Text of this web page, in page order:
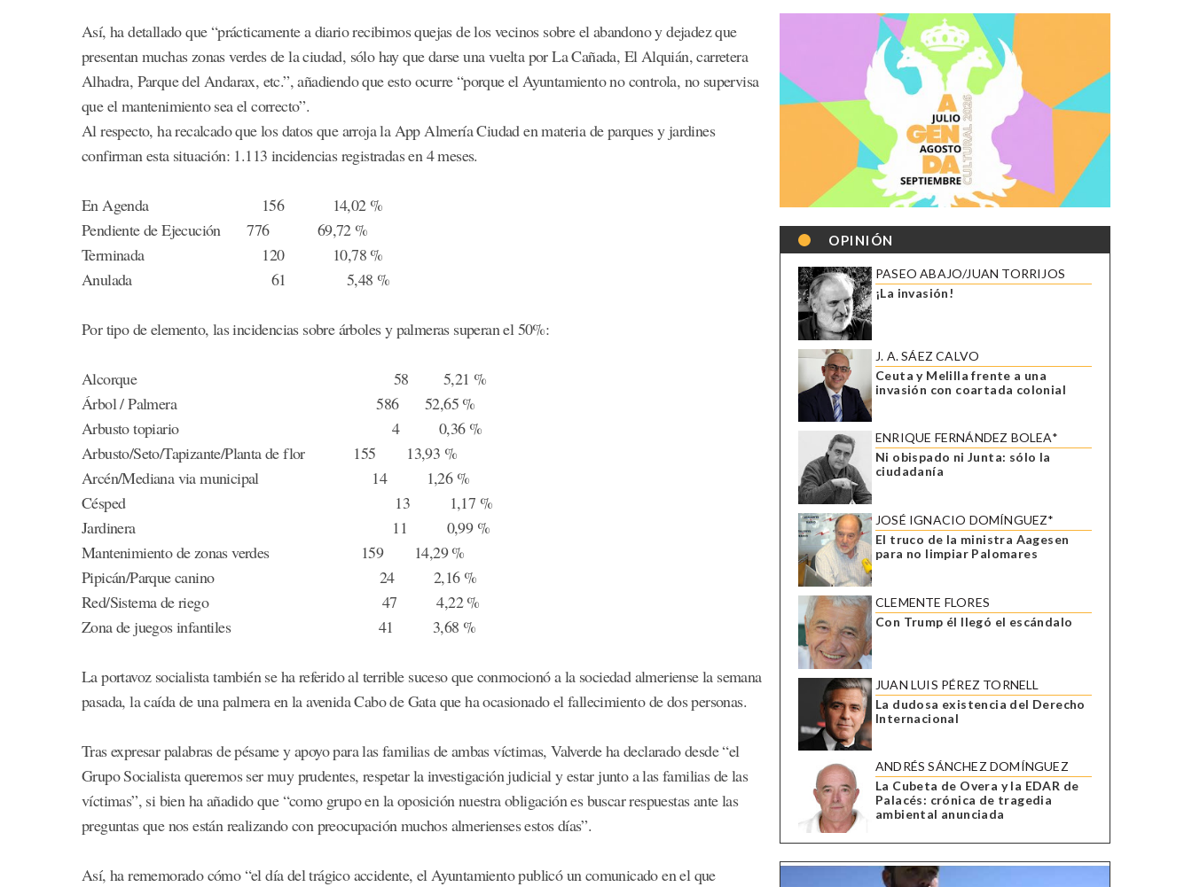
Así, ha detallado que “prácticamente a diario recibimos quejas de los vecinos sobre el abandono y dejadez que
presentan muchas zonas verdes de la ciudad, sólo hay que darse una vuelta por La Cañada, El Alquián, carretera
Alhadra, Parque del Andarax, etc.”, añadiendo que esto ocurre “porque el Ayuntamiento no controla, no supervisa
que el mantenimiento sea el correcto”.
Al respecto, ha recalcado que los datos que arroja la App Almería Ciudad en materia de parques y jardines
confirman esta situación: 1.113 incidencias registradas en 4 meses.
En Agenda 156 14,02 %
Pendiente de Ejecución 776 69,72 %
Terminada 120 10,78 %
Anulada 61 5,48 %
Por tipo de elemento, las incidencias sobre árboles y palmeras superan el 50%:
Alcorque 58 5,21 %
Árbol / Palmera 586 52,65 %
Arbusto topiario 4 0,36 %
Arbusto/Seto/Tapizante/Planta de flor 155 13,93 %
Arcén/Mediana via municipal 14 1,26 %
Césped 13 1,17 %
Jardinera 11 0,99 %
Mantenimiento de zonas verdes 159 14,29 %
Pipicán/Parque canino 24 2,16 %
Red/Sistema de riego 47 4,22 %
Zona de juegos infantiles 41 3,68 %
La portavoz socialista también se ha referido al terrible suceso que conmocionó a la sociedad almeriense la semana
pasada, la caída de una palmera en la avenida Cabo de Gata que ha ocasionado el fallecimiento de dos personas.
Tras expresar palabras de pésame y apoyo para las familias de ambas víctimas, Valverde ha declarado desde “el
Grupo Socialista queremos ser muy prudentes, respetar la investigación judicial y estar junto a las familias de las
víctimas”, si bien ha añadido que “como grupo en la oposición nuestra obligación es buscar respuestas ante las
preguntas que nos están realizando con preocupación muchos almerienses estos días”.
Así, ha rememorado cómo “el día del trágico accidente, el Ayuntamiento publicó un comunicado en el que
OPINIÓN
PASEO ABAJO/JUAN TORRIJOS
¡La invasión!
J. A. SÁEZ CALVO
Ceuta y Melilla frente a una
invasión con coartada colonial
ENRIQUE FERNÁNDEZ BOLEA*
Ni obispado ni Junta: sólo la
ciudadanía
JOSÉ IGNACIO DOMÍNGUEZ*
El truco de la ministra Aagesen
para no limpiar Palomares
CLEMENTE FLORES
Con Trump él llegó el escándalo
JUAN LUIS PÉREZ TORNELL
La dudosa existencia del Derecho
Internacional
ANDRÉS SÁNCHEZ DOMÍNGUEZ
La Cubeta de Overa y la EDAR de
Palacés: crónica de tragedia
ambiental anunciada